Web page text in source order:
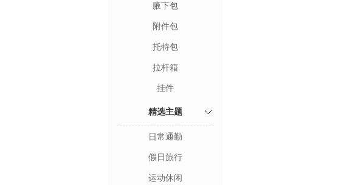
腋下包
附件包
托特包
拉杆箱
挂件
精选主题
日常通勤
假日旅行
运动休闲